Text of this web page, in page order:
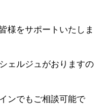
様をサポートいたしま
ェルジュがおりますの
ンでもご相談可能で